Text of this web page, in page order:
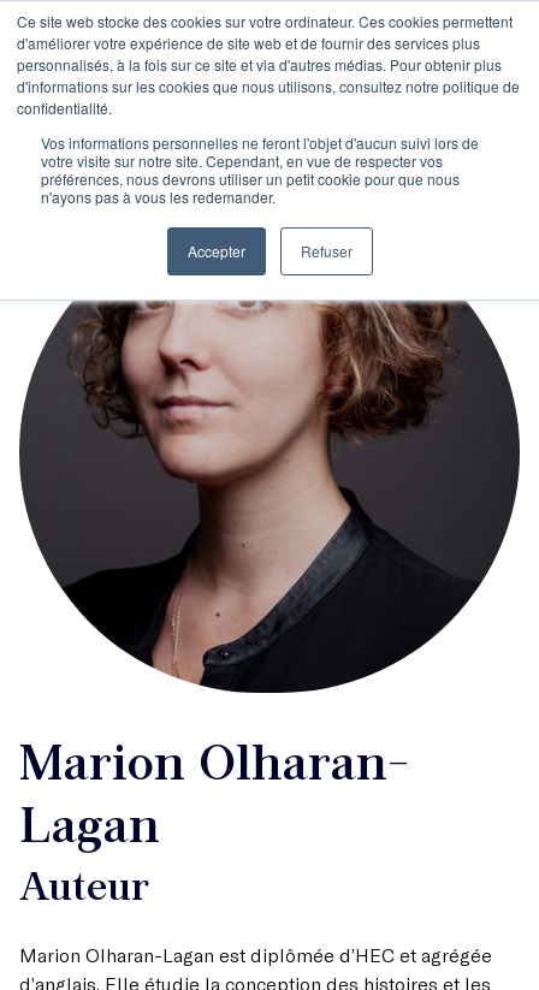
Ce site web stocke des cookies sur votre ordinateur. Ces cookies permettent
d'améliorer votre expérience de site web et de fournir des services plus
personnalisés, à la fois sur ce site et via d'autres médias. Pour obtenir plus
d'informations sur les cookies que nous utilisons, consultez notre politique de
confidentialité.
Vos informations personnelles ne feront l'objet d'aucun suivi lors de
votre visite sur notre site. Cependant, en vue de respecter vos
préférences, nous devrons utiliser un petit cookie pour que nous
n'ayons pas à vous les redemander.
Accepter Refuser
Marion Olharan-
Lagan
Auteur
Marion Olharan-Lagan est diplômée d’HEC et agrégée
d’anglais. Elle étudie la conception des histoires et les